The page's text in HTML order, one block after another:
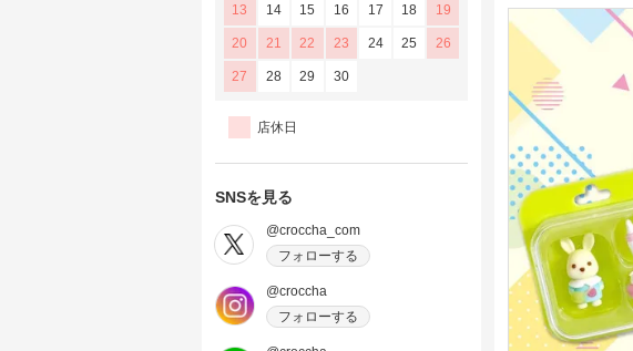
13 14 15 16 17 18 19
20 21 22 23 24 25 26
27 28 29 30
店休日
SNSを見る
@croccha_com
フォローする
@croccha
フォローする